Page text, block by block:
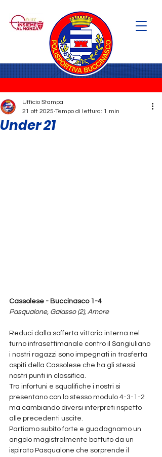
Under 21
Ufficio Stampa
21 ott 2025 Tempo di lettura: 1 min
Cassolese - Buccinasco 1-4
Pasqualone, Galasso (2), Amore
Reduci dalla sofferta vittoria interna nel
turno infrasettimanale contro il Sangiuliano
i nostri ragazzi sono impegnati in trasferta
ospiti della Cassolese che ha gli stessi
nostri punti in classifica.
Tra infortuni e squalifiche i nostri si
presentano con lo stesso modulo 4-3-1-2
ma cambiando diversi interpreti rispetto
alle precedenti uscite.
Partiamo subito forte e guadagnamo un
angolo magistralmente battuto da un
ispirato Pasqualone che sorprende il